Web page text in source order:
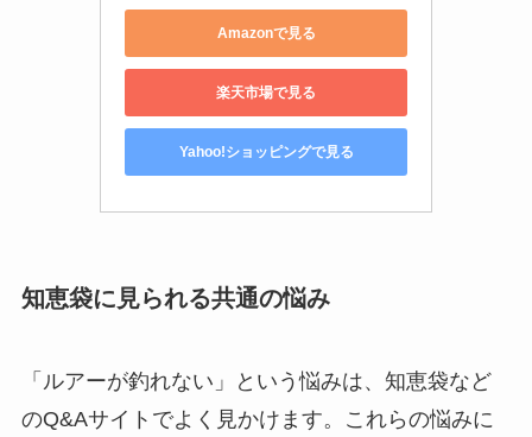
Amazonで見る
楽天市場で見る
Yahoo!ショッピングで見る
知恵袋に見られる共通の悩み
「ルアーが釣れない」という悩みは、知恵袋など
のQ&Aサイトでよく見かけます。これらの悩みに